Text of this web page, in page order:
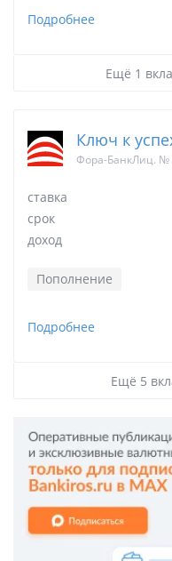
Подробнее
Ещё 1
Ключ к
Фора-БанкЛиц. №
ставка
срок
доход
Пополнение
Подробнее
Ещё 5